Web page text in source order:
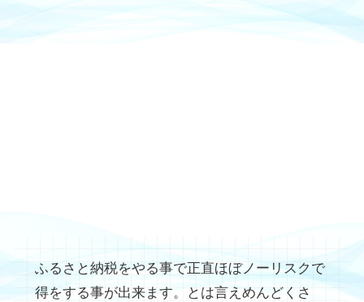
ふるさと納税をやる事で正直ほぼノーリスクで
得をする事が出来ます。とは言えめんどくさ